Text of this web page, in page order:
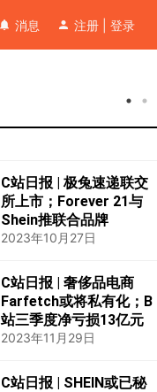
消息 注册 登录
C站日报 | 极兔速递联交
所上市；Forever 21与
Shein推联合品牌
2023年10月27日
C站日报 | 奢侈品电商
Farfetch或将私有化；B
站三季度净亏损13亿元
2023年11月29日
C站日报 | SHEIN或已秘